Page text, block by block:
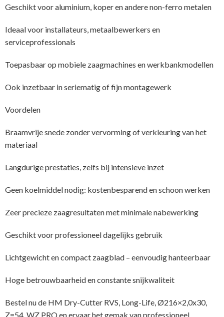
Geschikt voor aluminium, koper en andere non-ferro metalen
Ideaal voor installateurs, metaalbewerkers en
serviceprofessionals
Toepasbaar op mobiele zaagmachines en werkbankmodellen
Ook inzetbaar in seriematig of fijn montagewerk
Voordelen
Braamvrije snede zonder vervorming of verkleuring van het
materiaal
Langdurige prestaties, zelfs bij intensieve inzet
Geen koelmiddel nodig: kostenbesparend en schoon werken
Zeer precieze zaagresultaten met minimale nabewerking
Geschikt voor professioneel dagelijks gebruik
Lichtgewicht en compact zaagblad – eenvoudig hanteerbaar
Hoge betrouwbaarheid en constante snijkwaliteit
Bestel nu de HM Dry-Cutter RVS, Long-Life, Ø216×2,0x30,
Z=54, WZ PRO en ervaar het gemak van professioneel